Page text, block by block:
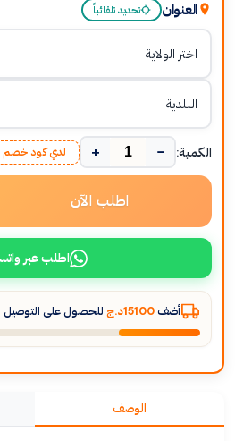
العنوان تحديد تلقائياً
الكمية: −
+ لدي كود خصم
اطلب الآن
اطلب عبر
أضف 15100د.ج للحصول على التوصيل
الوصف